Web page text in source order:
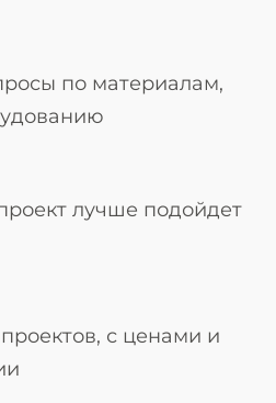
по материалам,
лучше подойдет
с ценами и